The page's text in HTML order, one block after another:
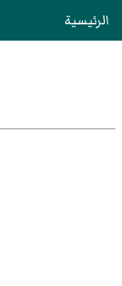
الرئيسية